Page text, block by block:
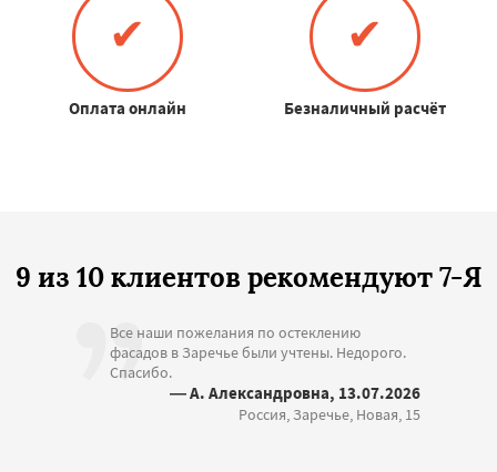
✔
Оплата онлайн
✔
Безналичный расчёт
9 из 10 клиентов рекомендуют 7-Я
Все наши пожелания по остеклению
фасадов в Заречье были учтены. Недорого.
Спасибо.
— А. Александровна, 13.07.2026
Россия, Заречье, Новая, 15